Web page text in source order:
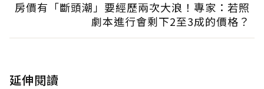
房價有「斷頭潮」要經歷兩次大浪！專家：若照
劇本進行會剩下2至3成的價格？
延伸閱讀